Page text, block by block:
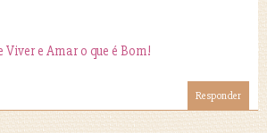
Viver e Amar o que é Bom!
Responder